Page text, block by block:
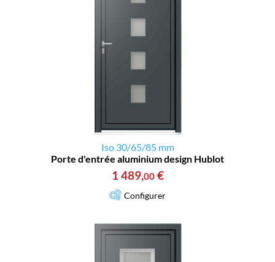
Iso 30/65/85 mm
Porte d'entrée aluminium design Hublot
1 489,00 €
Configurer